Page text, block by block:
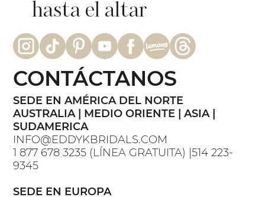
hasta el altar
SEDE EN AMÉRICA DEL NORTE
AUSTRALIA | MEDIO ORIENTE | ASIA |
SUDAMERICA
INFO@EDDYKBRIDALS.COM
1 877 678 3235 (LÍNEA GRATUITA) |514 223-
9345
SEDE EN EUROPA
CONTÁCTANOS